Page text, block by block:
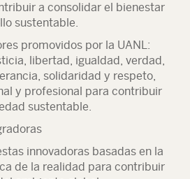
a consolidar el bienestar
sustentable.
promovidos por la UANL:
libertad, igualdad, verdad,
solidaridad y respeto,
y profesional para contribuir
sustentable.
innovadoras basadas en la
de la realidad para contribuir